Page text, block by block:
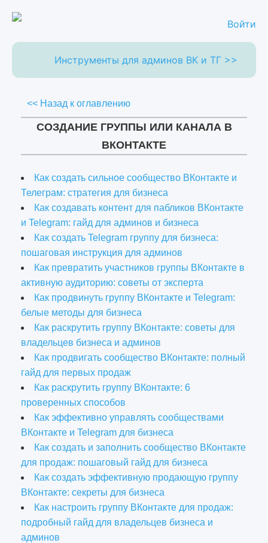
Войти
Инструменты для админов ВК и ТГ >>
<< Назад к оглавлению
СОЗДАНИЕ ГРУППЫ ИЛИ КАНАЛА В
ВКОНТАКТЕ
Как создать сильное сообщество ВКонтакте и
Телеграм: стратегия для бизнеса
Как создавать контент для пабликов ВКонтакте
и Telegram: гайд для админов и бизнеса
Как создать Telegram группу для бизнеса:
пошаговая инструкция для админов
Как превратить участников группы ВКонтакте в
активную аудиторию: советы от эксперта
Как продвинуть группу ВКонтакте и Telegram:
белые методы для бизнеса
Как раскрутить группу ВКонтакте: советы для
владельцев бизнеса и админов
Как продвигать сообщество ВКонтакте: полный
гайд для первых продаж
Как раскрутить группу ВКонтакте: 6
проверенных способов
Как эффективно управлять сообществами
ВКонтакте и Telegram для бизнеса
Как создать и заполнить сообщество ВКонтакте
для продаж: пошаговый гайд для бизнеса
Как создать эффективную продающую группу
ВКонтакте: секреты для бизнеса
Как настроить группу ВКонтакте для продаж:
подробный гайд для владельцев бизнеса и
админов